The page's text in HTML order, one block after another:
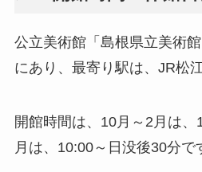
公立美術館「島根県立美術
にあり、最寄り駅は、JR松
開館時間は、10月～2月は
月は、10:00～日没後30分で